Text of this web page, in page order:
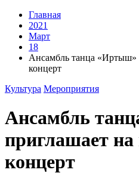
Главная
2021
Март
18
Ансамбль танца
концерт
Культура Мероприятия
Ансамбль
приглашает
концерт